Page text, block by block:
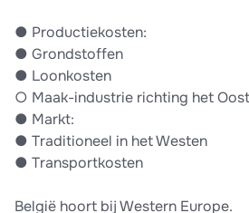
● Productiekosten:
● Grondstoffen
● Loonkosten
○ Maak-industrie richting het
● Markt:
● Traditioneel in het Westen
● Transportkosten
België hoort bij Western Europe.